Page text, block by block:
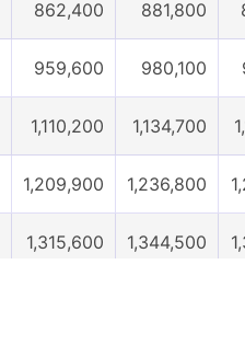
862,400 881,800
959,600 980,100
1,110,200 1,134,700
1,209,900 1,236,800
1,315,600 1,344,500